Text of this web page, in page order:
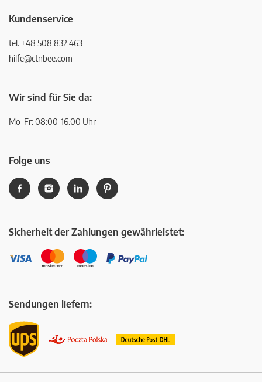
Kundenservice
tel. +48 508 832 463
hilfe@ctnbee.com
Wir sind für Sie da:
Mo-Fr: 08:00-16.00 Uhr
Folge uns
Sicherheit der Zahlungen gewährleistet:
Sendungen liefern: